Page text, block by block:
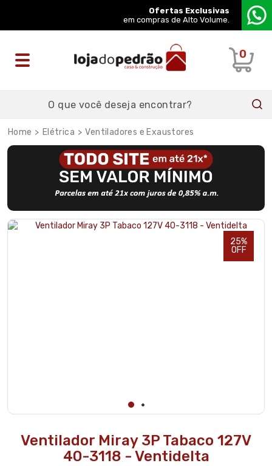
Ofertas Exclusivas
em compras de Alto Volume.
0
Elétrica Ventiladores e Exaustores
25%
OFF
Ventilador Miray 3P Tabaco 127V
40-3118 - Ventidelta